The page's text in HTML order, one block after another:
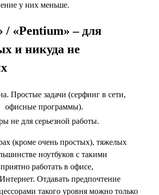
у них меньше.
/ «Pentium» – для
и никуда не
Простые задачи (серфинг в сети,
офисные программы).
не для серьезной работы.
(кроме очень простых), тяжелых
ноутбуков с такими
работать в офисе,
Отдавать предпочтение
такого уровня можно только